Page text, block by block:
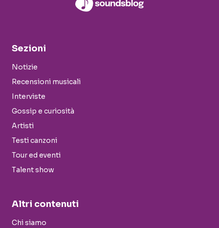
Sezioni
Notizie
Recensioni musicali
Interviste
Gossip e curiosità
Artisti
Testi canzoni
Tour ed eventi
Talent show
Altri contenuti
Chi siamo